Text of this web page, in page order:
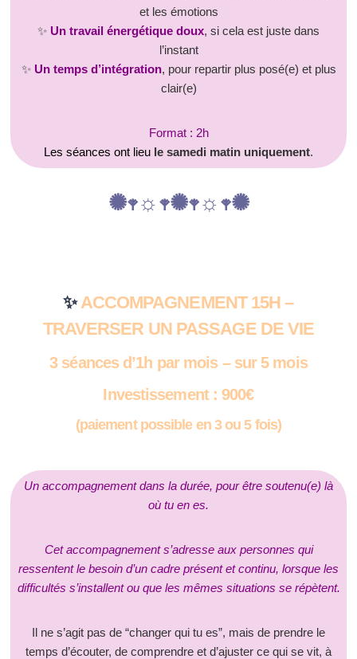
et les émotions
✨ Un travail énergétique doux, si cela est juste dans
l’instant
✨ Un temps d’intégration, pour repartir plus posé(e) et plus
clair(e)
Format : 2h
Les séances ont lieu le samedi matin uniquement.
✺𖥧☼𖥧✺𖥧☼𖥧✺
✨ACCOMPAGNEMENT 15H –
TRAVERSER UN PASSAGE DE VIE
3 séances d’1h par mois – sur 5 mois
Investissement : 900€
(paiement possible en 3 ou 5 fois)
Un accompagnement dans la durée, pour être soutenu(e) là
où tu en es.
Cet accompagnement s’adresse aux personnes qui
ressentent le besoin d’un cadre présent et continu, lorsque les
difficultés s’installent ou que les mêmes situations se répètent.
Il ne s’agit pas de “changer qui tu es”, mais de prendre le
temps d’écouter, de comprendre et d’ajuster ce qui se vit, à